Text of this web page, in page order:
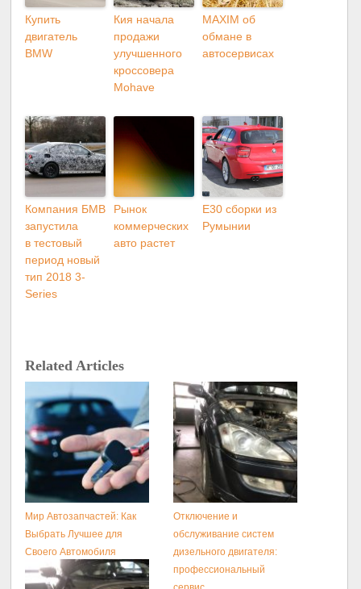
Купить
двигатель
BMW
Кия начала
продажи
улучшенного
кроссовера
Mohave
MAXIM об
обмане в
автосервисах
Компания БМВ
запустила
в тестовый
период новый
тип 2018 3-
Series
Рынок
коммерческих
авто растет
E30 сборки из
Румынии
Related Articles
Мир Автозапчастей: Как
Выбрать Лучшее для
Своего Автомобиля
Отключение и
обслуживание систем
дизельного двигателя:
профессиональный